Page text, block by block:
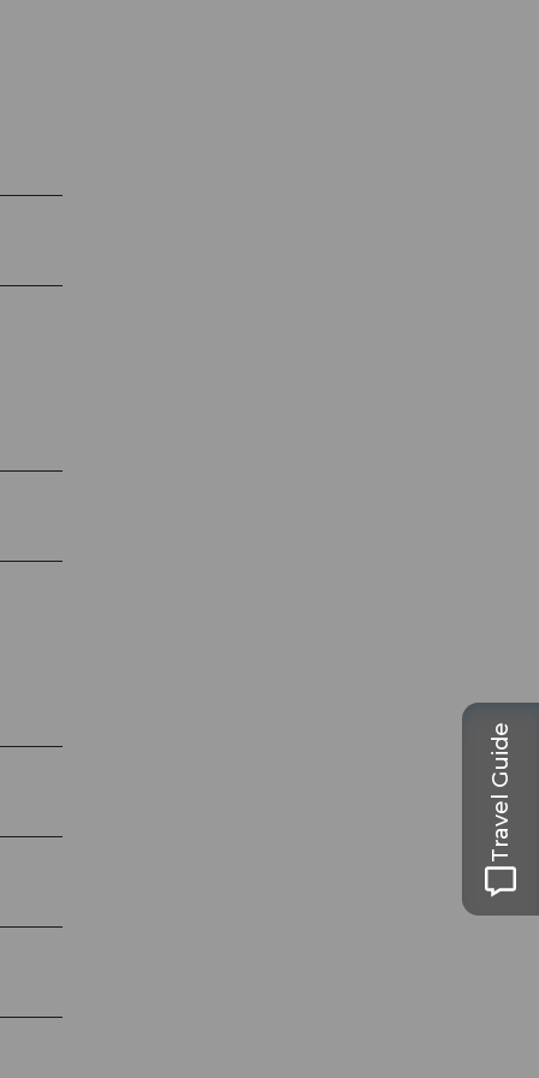
Travel Guide